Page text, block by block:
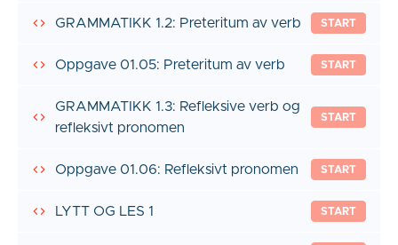
GRAMMATIKK 1.2: Preteritum av verb START
Oppgave 01.05: Preteritum av verb START
GRAMMATIKK 1.3: Refleksive verb og
refleksivt pronomen
START
Oppgave 01.06: Refleksivt pronomen START
LYTT OG LES 1 START